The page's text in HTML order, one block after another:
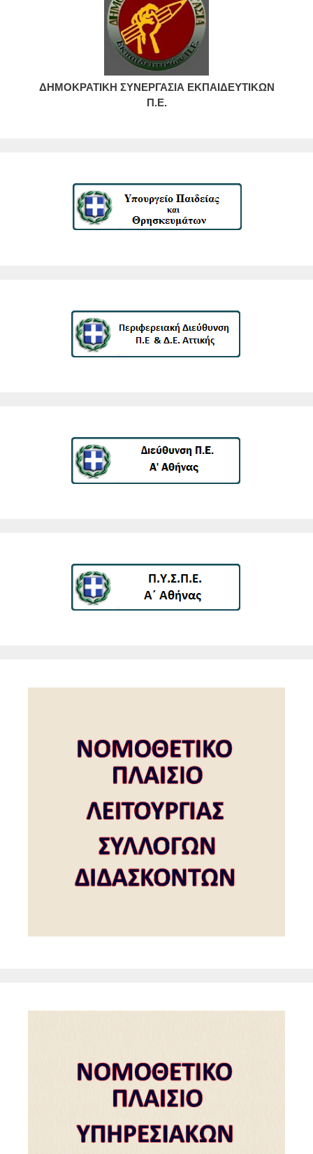
ΔΗΜΟΚΡΑΤΙΚΗ ΣΥΝΕΡΓΑΣΙΑ ΕΚΠΑΙΔΕΥΤΙΚΩΝ
Π.Ε.